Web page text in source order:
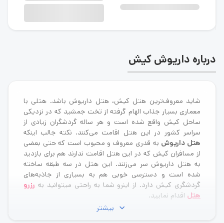
درباره داریوش کیش
شاید معروف‌ترین هتل کیش، هتل داریوش باشد. هتلی با
معماری بسیار جذاب الهام گرفته از تخت جمشید که در نزدیکی
ساحل کیش واقع شده است و هر ساله گردشگران زیادی از
سراسر کشور در این هتل اقامت می‌کنند. نکته جالب اینکه
هتل داریوش به قدری معروف و محبوب است که حتی بعضی
از مسافران کیش که در این هتل اقامت ندارند هم برای بازدید
به هتل داریوش سر می‌زنند. این هتل در سه طبقه ساخته
شده است و دسترسی خوبی هم به بسیاری از جاذبه‌های
گردشگری کیش دارد. از اینرو شما به راحتی میتوانید به رزرو
هتل اقدام نمایید.
بیشتر